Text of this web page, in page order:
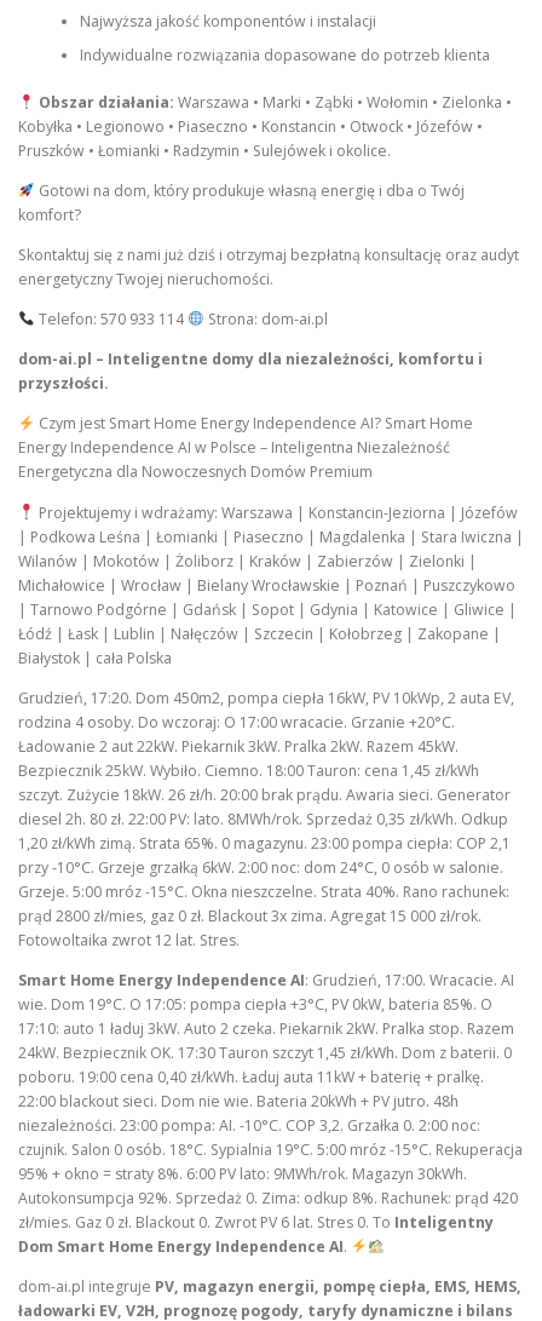
Najwyższa jakość komponentów i instalacji
Indywidualne rozwiązania dopasowane do potrzeb klienta
Obszar działania: Warszawa • Marki • Ząbki • Wołomin • Zielonka •
Kobyłka • Legionowo • Piaseczno • Konstancin • Otwock • Józefów •
Pruszków • Łomianki • Radzymin • Sulejówek i okolice.
Gotowi na dom, który produkuje własną energię i dba o Twój
komfort?
Skontaktuj się z nami już dziś i otrzymaj bezpłatną konsultację oraz audyt
energetyczny Twojej nieruchomości.
Telefon: 570 933 114
Strona: dom-ai.pl
dom-ai.pl – Inteligentne domy dla niezależności, komfortu i
przyszłości.
Czym jest Smart Home Energy Independence AI? Smart Home
Energy Independence AI w Polsce – Inteligentna Niezależność
Energetyczna dla Nowoczesnych Domów Premium
Projektujemy i wdrażamy: Warszawa | Konstancin-Jeziorna | Józefów
| Podkowa Leśna | Łomianki | Piaseczno | Magdalenka | Stara Iwiczna |
Wilanów | Mokotów | Żoliborz | Kraków | Zabierzów | Zielonki |
Michałowice | Wrocław | Bielany Wrocławskie | Poznań | Puszczykowo
| Tarnowo Podgórne | Gdańsk | Sopot | Gdynia | Katowice | Gliwice |
Łódź | Łask | Lublin | Nałęczów | Szczecin | Kołobrzeg | Zakopane |
Białystok | cała Polska
Grudzień, 17:20. Dom 450m2, pompa ciepła 16kW, PV 10kWp, 2 auta EV,
rodzina 4 osoby. Do wczoraj: O 17:00 wracacie. Grzanie +20°C.
Ładowanie 2 aut 22kW. Piekarnik 3kW. Pralka 2kW. Razem 45kW.
Bezpiecznik 25kW. Wybiło. Ciemno. 18:00 Tauron: cena 1,45 zł/kWh
szczyt. Zużycie 18kW. 26 zł/h. 20:00 brak prądu. Awaria sieci. Generator
diesel 2h. 80 zł. 22:00 PV: lato. 8MWh/rok. Sprzedaż 0,35 zł/kWh. Odkup
1,20 zł/kWh zimą. Strata 65%. 0 magazynu. 23:00 pompa ciepła: COP 2,1
przy -10°C. Grzeje grzałką 6kW. 2:00 noc: dom 24°C, 0 osób w salonie.
Grzeje. 5:00 mróz -15°C. Okna nieszczelne. Strata 40%. Rano rachunek:
prąd 2800 zł/mies, gaz 0 zł. Blackout 3x zima. Agregat 15 000 zł/rok.
Fotowoltaika zwrot 12 lat. Stres.
Smart Home Energy Independence AI: Grudzień, 17:00. Wracacie. AI
wie. Dom 19°C. O 17:05: pompa ciepła +3°C, PV 0kW, bateria 85%. O
17:10: auto 1 ładuj 3kW. Auto 2 czeka. Piekarnik 2kW. Pralka stop. Razem
24kW. Bezpiecznik OK. 17:30 Tauron szczyt 1,45 zł/kWh. Dom z baterii. 0
poboru. 19:00 cena 0,40 zł/kWh. Ładuj auta 11kW + baterię + pralkę.
22:00 blackout sieci. Dom nie wie. Bateria 20kWh + PV jutro. 48h
niezależności. 23:00 pompa: AI. -10°C. COP 3,2. Grzałka 0. 2:00 noc:
czujnik. Salon 0 osób. 18°C. Sypialnia 19°C. 5:00 mróz -15°C. Rekuperacja
95% + okno = straty 8%. 6:00 PV lato: 9MWh/rok. Magazyn 30kWh.
Autokonsumpcja 92%. Sprzedaż 0. Zima: odkup 8%. Rachunek: prąd 420
zł/mies. Gaz 0 zł. Blackout 0. Zwrot PV 6 lat. Stres 0. To Inteligentny
Dom Smart Home Energy Independence AI.
dom-ai.pl integruje PV, magazyn energii, pompę ciepła, EMS, HEMS,
ładowarki EV, V2H, prognozę pogody, taryfy dynamiczne i bilans